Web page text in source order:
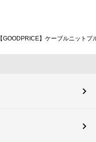
【GOODPRICE】ケーブルニットプ